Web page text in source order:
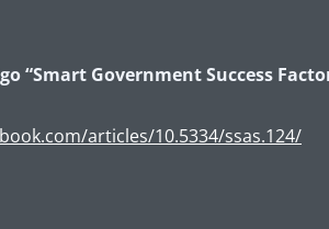
“Smart Government Success
articles/10.5334/ssas.124/